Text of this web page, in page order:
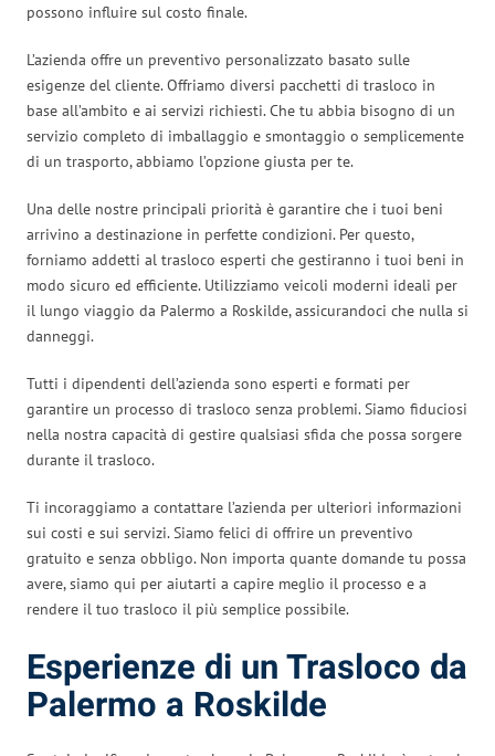
possono influire sul costo finale.
L’azienda offre un preventivo personalizzato basato sulle
esigenze del cliente. Offriamo diversi pacchetti di trasloco in
base all’ambito e ai servizi richiesti. Che tu abbia bisogno di un
servizio completo di imballaggio e smontaggio o semplicemente
di un trasporto, abbiamo l’opzione giusta per te.
Una delle nostre principali priorità è garantire che i tuoi beni
arrivino a destinazione in perfette condizioni. Per questo,
forniamo addetti al trasloco esperti che gestiranno i tuoi beni in
modo sicuro ed efficiente. Utilizziamo veicoli moderni ideali per
il lungo viaggio da Palermo a Roskilde, assicurandoci che nulla si
danneggi.
Tutti i dipendenti dell’azienda sono esperti e formati per
garantire un processo di trasloco senza problemi. Siamo fiduciosi
nella nostra capacità di gestire qualsiasi sfida che possa sorgere
durante il trasloco.
Ti incoraggiamo a contattare l’azienda per ulteriori informazioni
sui costi e sui servizi. Siamo felici di offrire un preventivo
gratuito e senza obbligo. Non importa quante domande tu possa
avere, siamo qui per aiutarti a capire meglio il processo e a
rendere il tuo trasloco il più semplice possibile.
Esperienze di un Trasloco da
Palermo a Roskilde